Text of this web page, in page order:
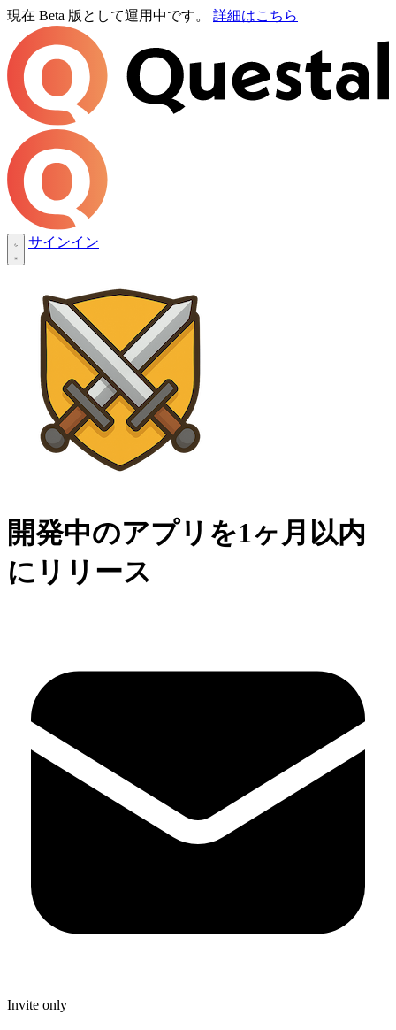
現在 Beta 版として運用中です。 詳細はこちら
サインイン
開発中のアプリを1ヶ月以内
にリリース
Invite only